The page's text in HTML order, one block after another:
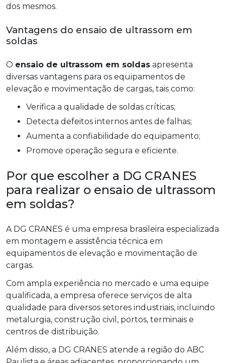
dos mesmos.
Vantagens do ensaio de ultrassom em
soldas
O ensaio de ultrassom em soldas apresenta
diversas vantagens para os equipamentos de
elevação e movimentação de cargas, tais como:
Verifica a qualidade de soldas críticas;
Detecta defeitos internos antes de falhas;
Aumenta a confiabilidade do equipamento;
Promove operação segura e eficiente.
Por que escolher a DG CRANES
para realizar o ensaio de ultrassom
em soldas?
A DG CRANES é uma empresa brasileira especializada
em montagem e assistência técnica em
equipamentos de elevação e movimentação de
cargas.
Com ampla experiência no mercado e uma equipe
qualificada, a empresa oferece serviços de alta
qualidade para diversos setores industriais, incluindo
metalurgia, construção civil, portos, terminais e
centros de distribuição.
Além disso, a DG CRANES atende a região do ABC